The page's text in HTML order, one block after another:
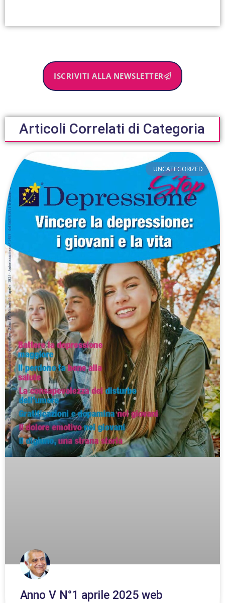
ISCRIVITI ALLA NEWSLETTER
Articoli Correlati di Categoria
UNCATEGORIZED
Anno V N°1 aprile 2025 web